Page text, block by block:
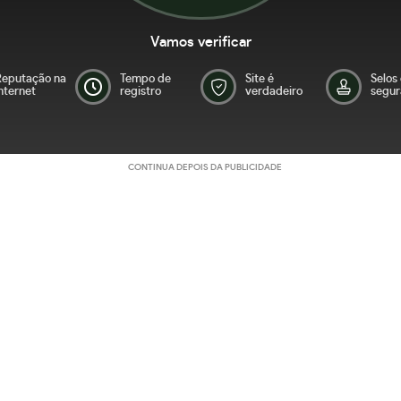
Vamos verificar
na
Tempo de
registro
Site é
verdadeiro
Selos
CONTINUA DEPOIS DA PUBLICIDADE